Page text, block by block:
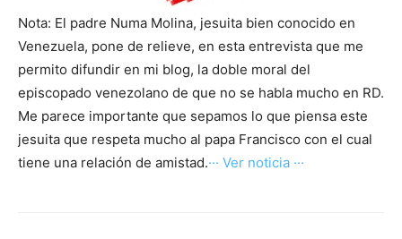
Nota: El padre Numa Molina, jesuita bien conocido en
Venezuela, pone de relieve, en esta entrevista que me
permito difundir en mi blog, la doble moral del
episcopado venezolano de que no se habla mucho en RD.
Me parece importante que sepamos lo que piensa este
jesuita que respeta mucho al papa Francisco con el cual
tiene una relación de amistad.··· Ver noticia ···